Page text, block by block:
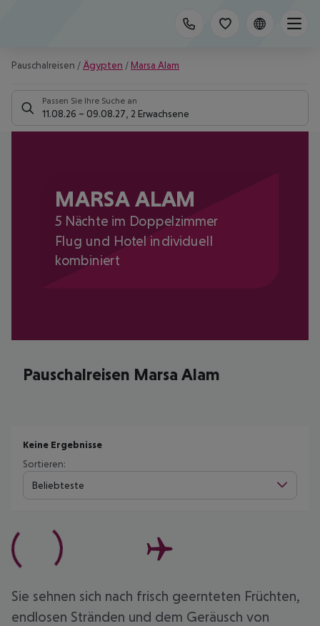
Pauschalreisen / Ägypten / Marsa Alam
Passen Sie Ihre Suche an
11.08.26 – 09.08.27 2 Erwachsene
MARSA ALAM
5 Nächte im Doppelzimmer
Flug und Hotel individuell
kombiniert
Pauschalreisen Marsa Alam
Keine Ergebnisse
Sortieren:
Beliebteste
Sie sehnen sich nach frisch geernteten Früchten,
endlosen Stränden und dem Geräusch von